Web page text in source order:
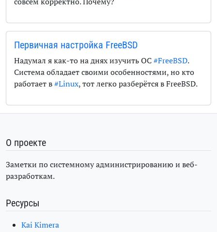
Первичная настройка FreeBSD
Надумал я как-то на днях изучить ОС#FreeBSD.
Система обладает своими особенностями, но кто
работает в#Linux, тот легко разберётся в FreeBSD.
О проекте
Заметки по системному администрированию и веб-
разработкам.
Ресурсы
Kai Kimera